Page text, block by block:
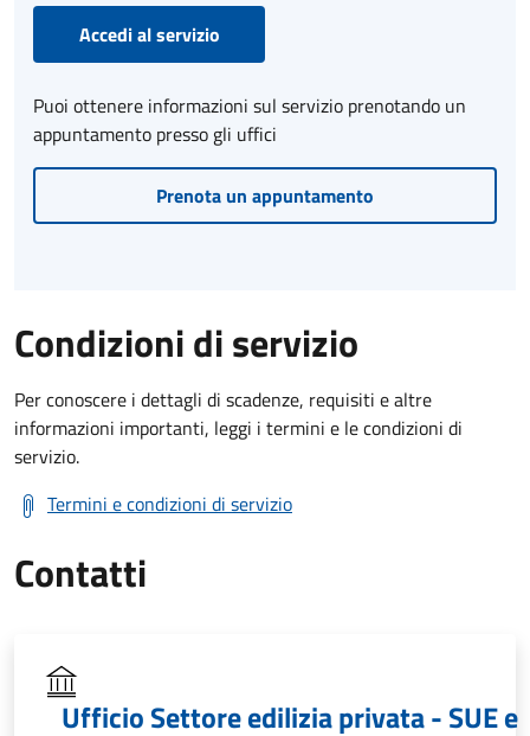
Accedi al servizio
Puoi ottenere informazioni sul servizio prenotando un
appuntamento presso gli uffici
Prenota un appuntamento
Condizioni di servizio
Per conoscere i dettagli di scadenze, requisiti e altre
informazioni importanti, leggi i termini e le condizioni di
servizio.
Termini e condizioni di servizio
Contatti
Ufficio Settore edilizia privata - SUE e